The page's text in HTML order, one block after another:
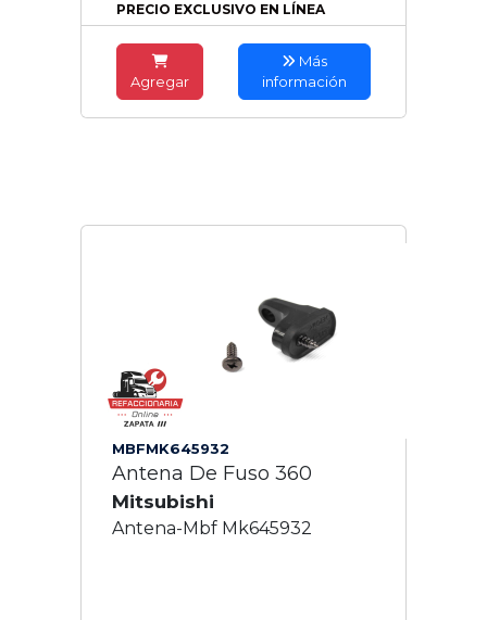
PRECIO EXCLUSIVO EN LÍNEA
Agregar
Más
información
MBFMK645932
Antena De Fuso 360
Mitsubishi
Antena-Mbf Mk645932